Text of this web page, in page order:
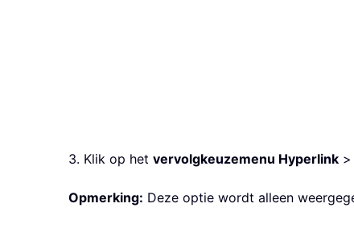
3. Klik op het vervolgkeuzemenu Hyperlink >
Opmerking: Deze optie wordt alleen